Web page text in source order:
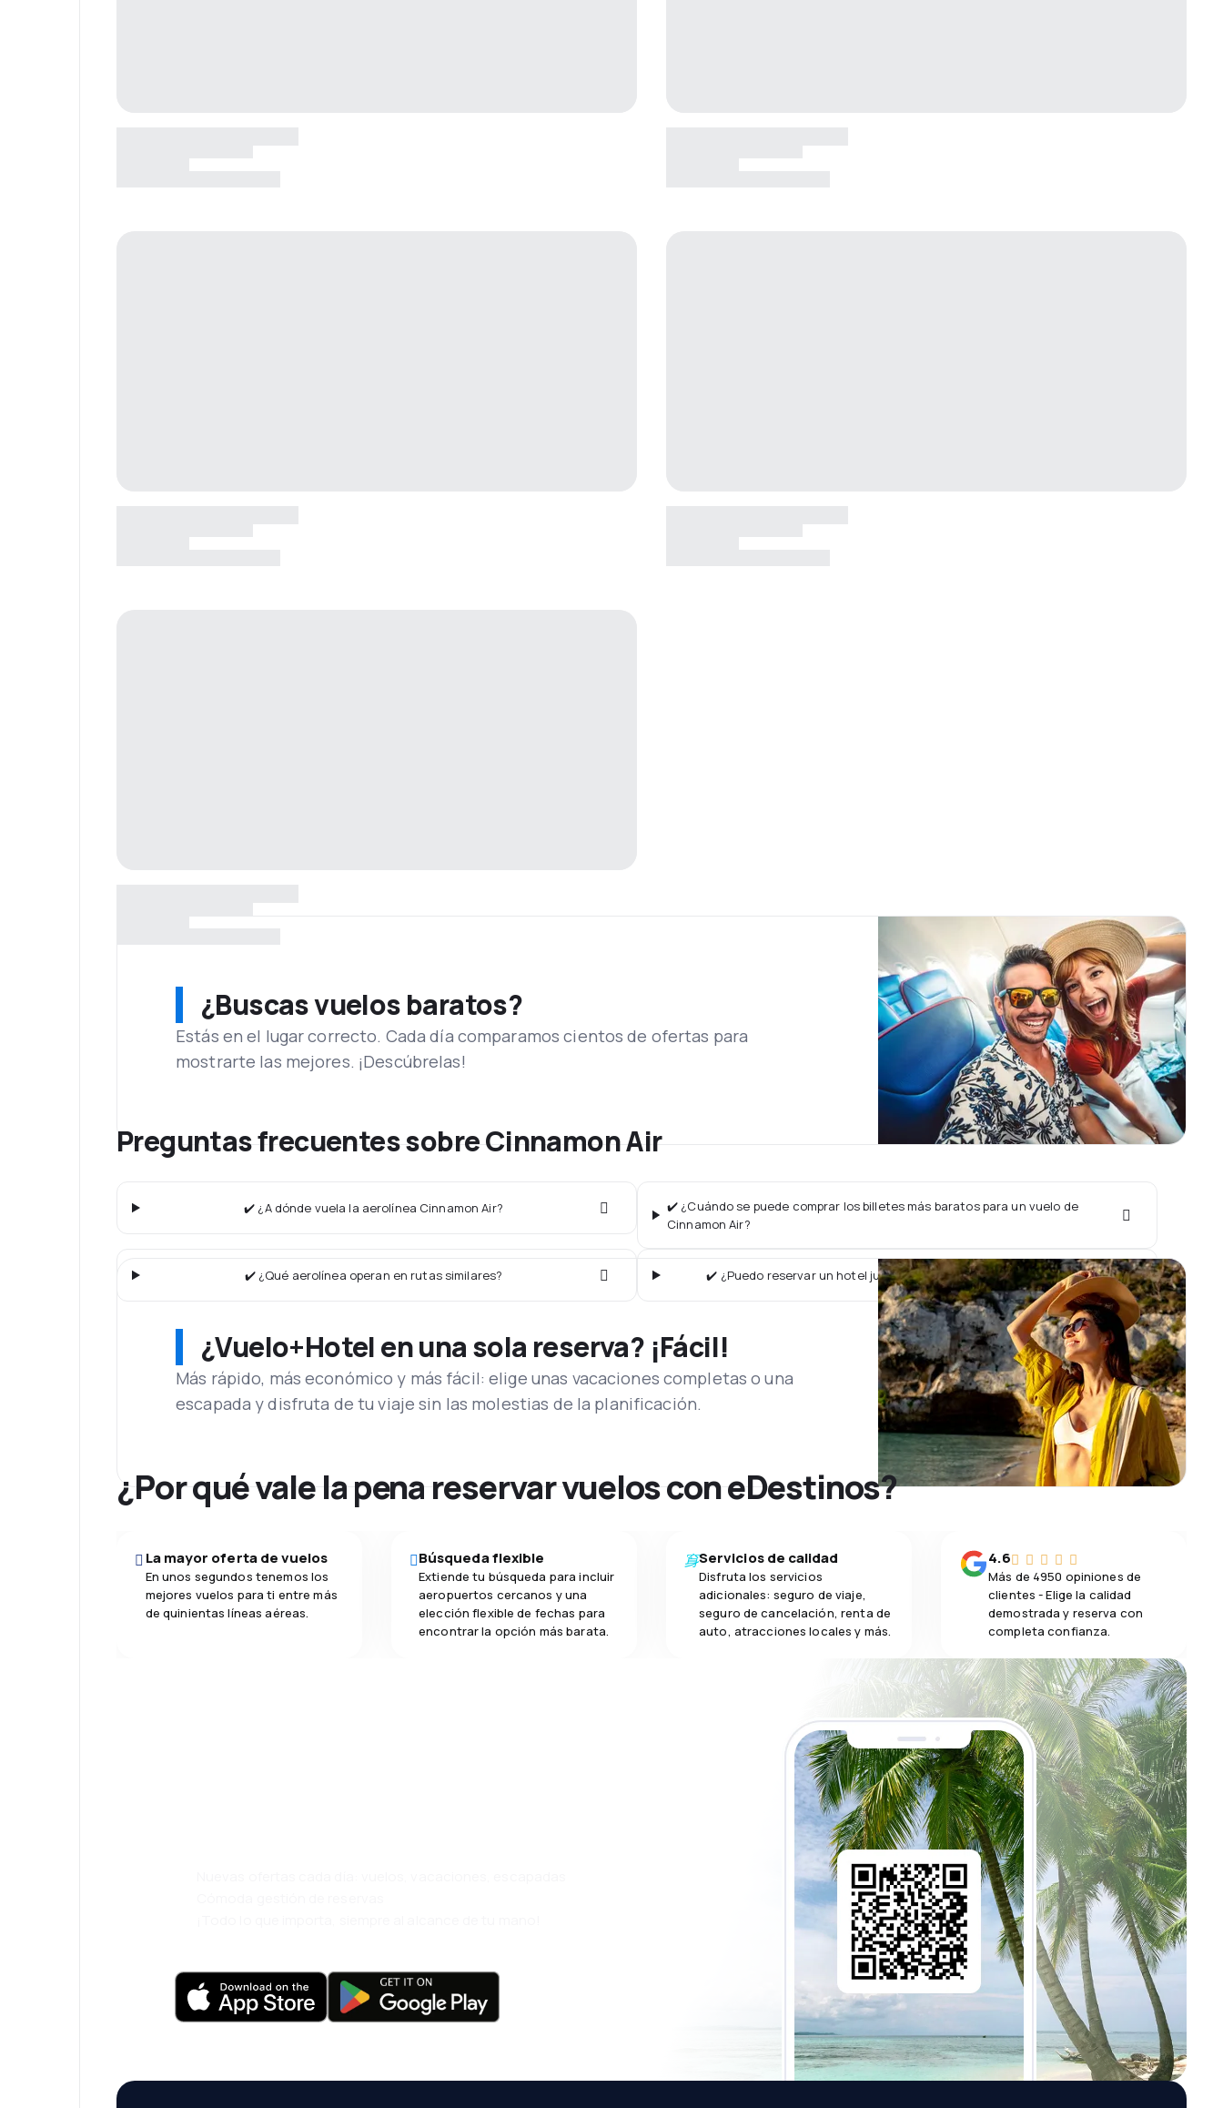
¿Buscas vuelos baratos?
Estás en el lugar correcto. Cada día comparamos cientos de ofertas para
mostrarte las mejores. ¡Descúbrelas!
Preguntas frecuentes sobre Cinnamon Air
✔️ ¿A dónde vuela la aerolínea Cinnamon Air?
✔️ ¿Cuándo se puede comprar los billetes más baratos para un vuelo de
Cinnamon Air?
✔️ ¿Qué aerolínea operan en rutas similares? ✔️ ¿Puedo reservar un hotel junto con un vuelo de Cinnamon Air?
¿Vuelo+Hotel en una sola reserva? ¡Fácil!
Más rápido, más económico y más fácil: elige unas vacaciones completas o una
escapada y disfruta de tu viaje sin las molestias de la planificación.
¿Por qué vale la pena reservar vuelos con eDestinos?
La mayor oferta de vuelos
En unos segundos tenemos los
mejores vuelos para ti entre más
de quinientas líneas aéreas.
Búsqueda flexible
Extiende tu búsqueda para incluir
aeropuertos cercanos y una
elección flexible de fechas para
encontrar la opción más barata.
Servicios de calidad
Disfruta los servicios
adicionales: seguro de viaje,
seguro de cancelación, renta de
auto, atracciones locales y más.
4.6
Más de 4950 opiniones de
clientes - Elige la calidad
demostrada y reserva con
completa confianza.